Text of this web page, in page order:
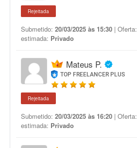
Rejeitada
Submetido: 20/03/2025 às 15:30 | Oferta:
estimada: Privado
Mateus P.
TOP FREELANCER PLUS
Rejeitada
Submetido: 20/03/2025 às 16:20 | Oferta:
estimada: Privado